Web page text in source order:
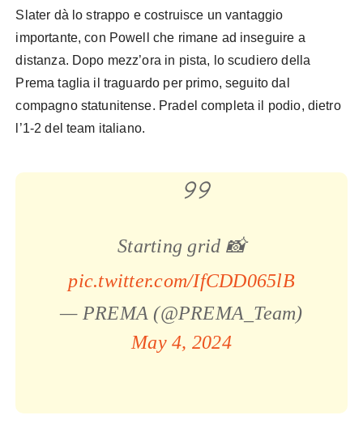
Slater dà lo strappo e costruisce un vantaggio
importante, con Powell che rimane ad inseguire a
distanza. Dopo mezz’ora in pista, lo scudiero della
Prema taglia il traguardo per primo, seguito dal
compagno statunitense. Pradel completa il podio, dietro
l’1-2 del team italiano.
Starting grid 📸
pic.twitter.com/IfCDD065lB
— PREMA (@PREMA_Team)
May 4, 2024